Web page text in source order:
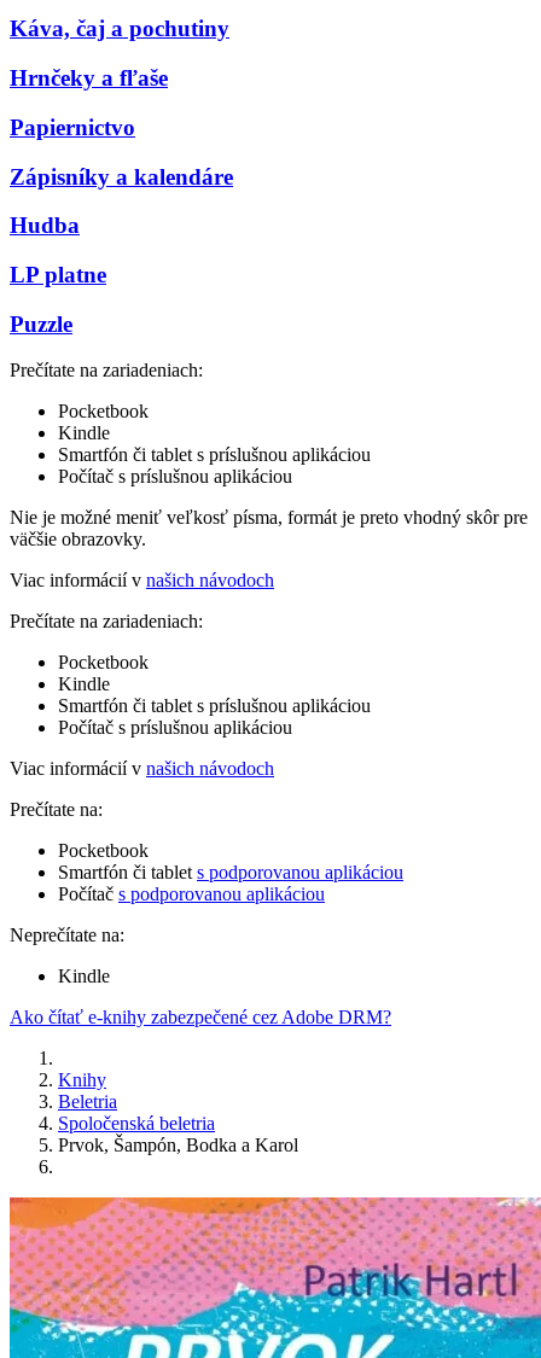
Káva, čaj a pochutiny
Hrnčeky a fľaše
Papiernictvo
Zápisníky a kalendáre
Hudba
LP platne
Puzzle
Prečítate na zariadeniach:
Pocketbook
Kindle
Smartfón či tablet s príslušnou aplikáciou
Počítač s príslušnou aplikáciou
Nie je možné meniť veľkosť písma, formát je preto vhodný skôr pre
väčšie obrazovky.
Viac informácií v našich návodoch
Prečítate na zariadeniach:
Pocketbook
Kindle
Smartfón či tablet s príslušnou aplikáciou
Počítač s príslušnou aplikáciou
Viac informácií v našich návodoch
Prečítate na:
Pocketbook
Smartfón či tablet s podporovanou aplikáciou
Počítač s podporovanou aplikáciou
Neprečítate na:
Kindle
Ako čítať e-knihy zabezpečené cez Adobe DRM?
Knihy
Beletria
Spoločenská beletria
Prvok, Šampón, Bodka a Karol